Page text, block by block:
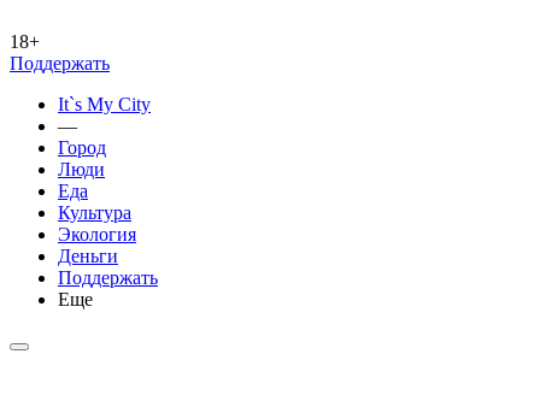
18+
Поддержать
It`s My City
—
Город
Люди
Еда
Культура
Экология
Деньги
Поддержать
Еще